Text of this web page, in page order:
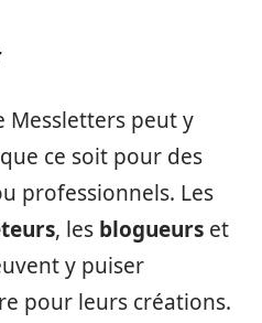
Messletters peut y
ce soit pour des
professionnels. Les
, les blogueurs et
y puiser
pour leurs créations.